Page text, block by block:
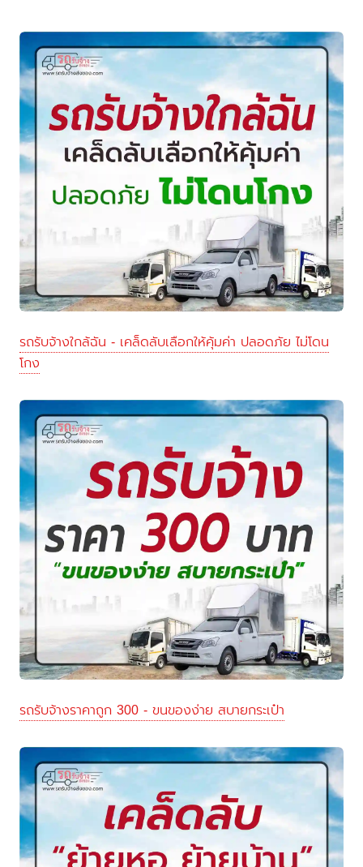
รถรับจ้างใกล้ฉัน - เคล็ดลับเลือกให้คุ้มค่า ปลอดภัย ไม่โดน
โกง
รถรับจ้างราคาถูก 300 - ขนของง่าย สบายกระเป๋า